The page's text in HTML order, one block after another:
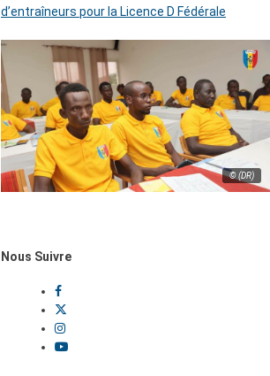
d’entraîneurs pour la Licence D Fédérale
© (DR)
Nous Suivre